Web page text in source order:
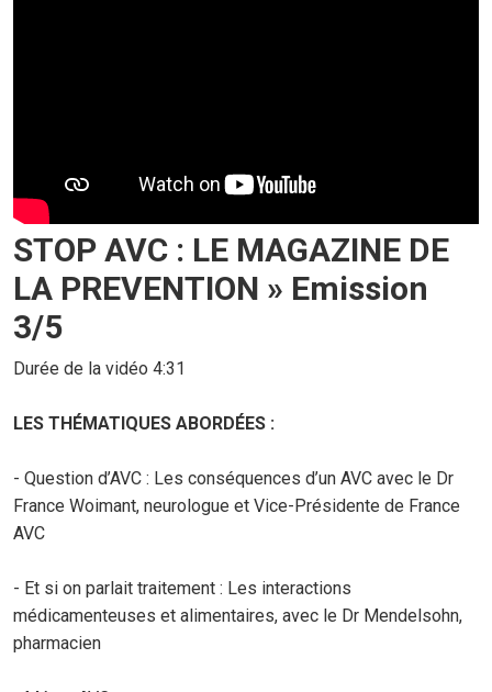
STOP AVC : LE MAGAZINE DE
LA PREVENTION » Emission
3/5
Durée de la vidéo 4:31
LES THÉMATIQUES ABORDÉES :
- Question d’AVC : Les conséquences d’un AVC avec le Dr
France Woimant, neurologue et Vice-Présidente de France
AVC
- Et si on parlait traitement : Les interactions
médicamenteuses et alimentaires, avec le Dr Mendelsohn,
pharmacien